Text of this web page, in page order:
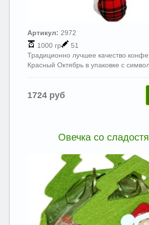
Артикул: 2972
1000 гр
51
Традиционно лучшее качество
Красный Октябрь в упаковке с
1724 руб
Овечка со